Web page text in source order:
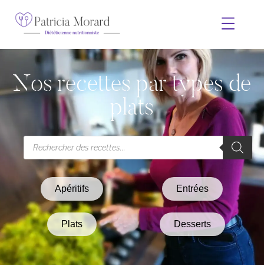
Nos recettes par types de
plats
Apéritifs Entrées
Plats Desserts